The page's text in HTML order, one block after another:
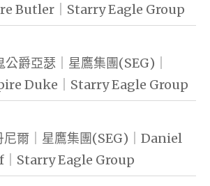
Butler｜Starry Eagle Group
爵亞瑟｜星鷹集團(SEG)｜
Duke｜Starry Eagle Group
尼爾｜星鷹集團(SEG)｜Daniel
Starry Eagle Group